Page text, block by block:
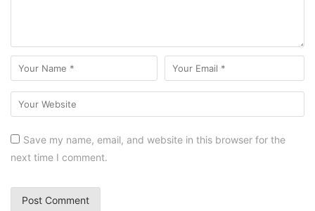
Save my name, email, and website in this browser for the
next time I comment.